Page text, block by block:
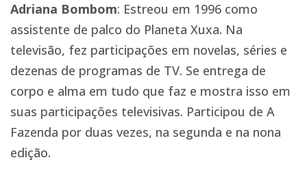
Adriana Bombom: Estreou em 1996 como
assistente de palco do Planeta Xuxa. Na
televisão, fez participações em novelas, séries e
dezenas de programas de TV. Se entrega de
corpo e alma em tudo que faz e mostra isso em
suas participações televisivas. Participou de A
Fazenda por duas vezes, na segunda e na nona
edição.